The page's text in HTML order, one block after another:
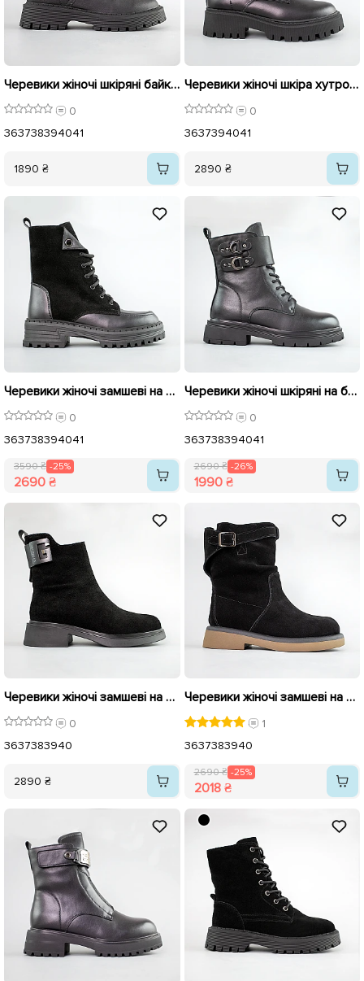
Черевики жіночі шкіряні байка 593369 Чорні
0
363738394041
1890 ₴
Черевики жіночі шкіра хутро 592639 Чорні
0
3637394041
2890 ₴
Черевики жіночі замшеві на хутрі 592691 Чорні розпродаж
0
363738394041
3590 ₴ -25%
2690 ₴
Черевики жіночі шкіряні на байці 593327 Чорні розпродаж
0
363738394041
2690 ₴ -26%
1990 ₴
Черевики жіночі замшеві на байці 593333 Чорні
0
3637383940
2890 ₴
Черевики жіночі замшеві на хутрі 593342 Чорні розпродаж
1
3637383940
2690 ₴ -25%
2018 ₴